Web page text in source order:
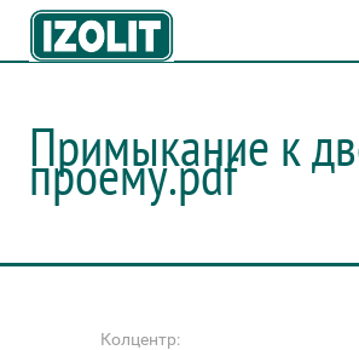
Примыкание к
проему.pdf
Колцентр: